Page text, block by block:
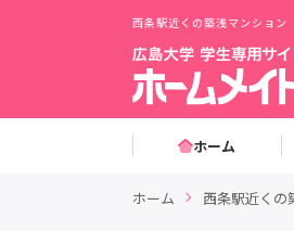
西条駅近くの築浅マンショ
ホーム
ホーム 西条駅近くの